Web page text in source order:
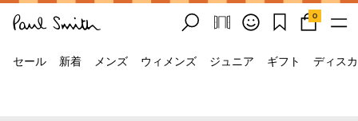
0
セール 新着 メンズ ウィメンズ ジュニア ギフト ディス